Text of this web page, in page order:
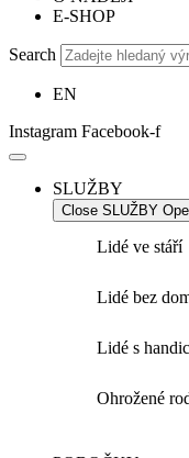
E-SHOP
Search
EN
Instagram Facebook-f
SLUŽBY
Close SLUŽBY
Lidé ve stáří
Lidé bez
Lidé s
Ohrožené